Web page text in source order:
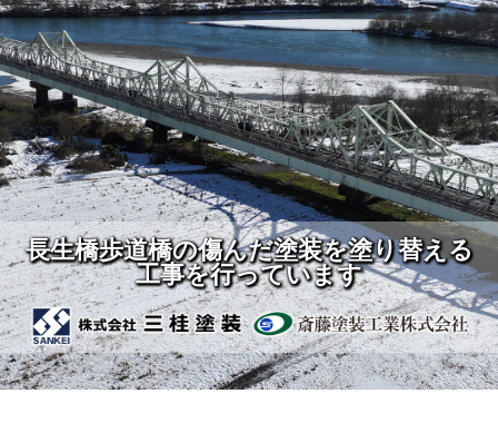
長生橋歩道橋の傷んだ塗装を塗り替える
工事を行っています